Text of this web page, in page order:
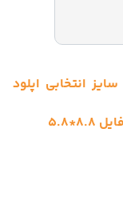
انتخابی اپلود